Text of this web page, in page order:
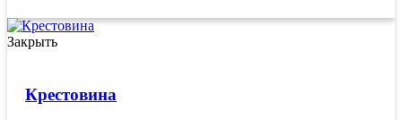
Закрыть
Крестовина